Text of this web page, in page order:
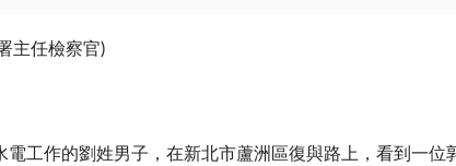
主任檢察官)
電工作的劉姓男子，在新北市蘆洲區復與路上，看到一